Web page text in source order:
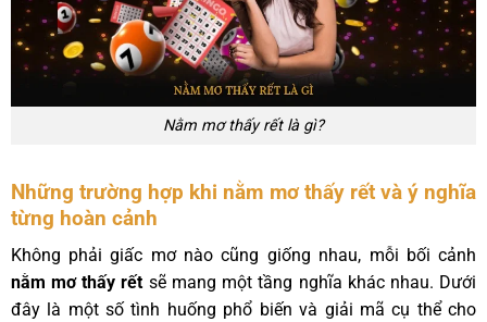
Nằm mơ thấy rết là gì?
Những trường hợp khi nằm mơ thấy rết và ý nghĩa
từng hoàn cảnh
Không phải giấc mơ nào cũng giống nhau, mỗi bối cảnh
nằm mơ thấy rết sẽ mang một tầng nghĩa khác nhau. Dưới
đây là một số tình huống phổ biến và giải mã cụ thể cho